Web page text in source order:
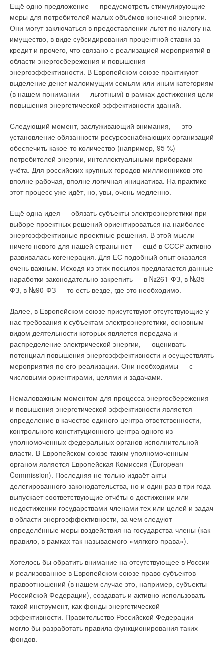
Ещё одно предложение — предусмотреть стимулирующие
меры для потребителей малых объёмов конечной энергии.
Они могут заключаться в предоставлении льгот по налогу на
имущество, в виде субсидирования процентной ставки за
кредит и прочего, что связано с реализацией мероприятий в
области энергосбережения и повышения
энергоэффективности. В Европейском союзе практикуют
выделение денег малоимущим семьям или иным категориям
(в нашем понимании — льготным) в рамках достижения цели
повышения энергетической эффективности зданий.
Следующий момент, заслуживающий внимания, — это
установление обязанности ресурсоснабжающих организаций
обеспечить какое-то количество (например, 95 %)
потребителей энергии, интеллектуальными приборами
учёта. Для российских крупных городов-миллионников это
вполне рабочая, вполне логичная инициатива. На практике
этот процесс уже идёт, но, увы, очень медленно.
Ещё одна идея — обязать субъекты электроэнергетики при
выборе проектных решений ориентироваться на наиболее
энергоэффективные проектные решения. В этой мысли
ничего нового для нашей страны нет — ещё в СССР активно
развивалась когенерация. Для ЕС подобный опыт оказался
очень важным. Исходя из этих посылок предлагается данные
наработки законодательно закрепить — в №261-ФЗ, в №35-
ФЗ, в №90-ФЗ — то есть везде, где это необходимо.
Далее, в Европейском союзе присутствуют отсутствующие у
нас требования к субъектам электроэнергетики, основным
видом деятельности которых является передача и
распределение электрической энергии, — оценивать
потенциал повышения энергоэффективности и осуществлять
мероприятия по его реализации. Они необходимы — с
числовыми ориентирами, целями и задачами.
Немаловажным моментом для процесса энергосбережения
и повышения энергетической эффективности является
определение в качестве единого центра ответственности,
контрольного конституционного центра одного из
уполномоченных федеральных органов исполнительной
власти. В Европейском союзе таким уполномоченным
органом является Европейская Комиссия (European
Commission). Последняя не только издаёт акты
делегированного законодательства, но и один раз в три года
выпускает соответствующие отчёты о достижении или
недостижении государствами-членами тех или целей и задач
в области энергоэффективности, за чем следуют
определённые меры воздействия на государства-члены (как
правило, в рамках так называемого «мягкого права»).
Хотелось бы обратить внимание на отсутствующее в России
и реализованное в Европейском союзе право субъектов
правоотношений (в нашем случае это, например, субъекты
Российской Федерации), создавать и активно использовать
такой инструмент, как фонды энергетической
эффективности. Правительство Российской Федерации
могло бы разработать правила функционирования таких
фондов.
температуре горячей воды 95°C. Такая невероятная
энергоэффективность возможна благодаря разработкам LG:
уникальной высокоэффективной теплопроводной трубе,
пластинчатому теплообменнику и оребренной трубе для
выхлопных газов.
И без того инновационные системы LG используют
последние инженерные достижения, что позволяет АБХМ
удовлетворять потребности самых взыскательных клиентов,
снижать энергопотребление и заботиться об окружающей
воспринимается как активная задача, требующая от
участников жертвовать чем-то в обмен на снижение
потребления и/или воздействия на окружающую среду. LG
меняет эту парадигму, предлагая способ повторного
использования энергии и тепла, который не требует идти на
компромисс и таким образом принципиально изменяет наши
представления о рециркуляции. Это шаг вперед в то время,
экологии, диктуют принципы проектировании систем, на
которые ежедневно полагаются миллионы людей.
Читайте по теме:
→
Система BECON от LG Electronics задает
технологический тренд системы энергоменеджмента
зданий
климатических решениях для медицинских учреждений
ЖУРНАЛ СОК АВГУСТ 2020
→
от LG Electronics
ЖУРНАЛ СОК ИЮЛЬ 2020
→
Чистота – залог успеха: легко работать удаленно с
ЖУРНАЛ СОК ИЮНЬ 2020
→ Фильтры: чистим или моем? Как это работает?
Уведомления отключены
Комментарии
В этой теме еще нет комментариев
Добавить комментарий
Ваше имя *
Ваш E-mail *
Текст комментария
в среднем остаются выше или даже существенно выше по
сравнению с затратами на строительство электростанций на
ископаемом топливе.
Обычно при сравнении экономической эффективности в
открытых источниках даются относительные показатели —
затраты на единицу установленной мощности и на единицу
выработки электроэнергии. Однако, для лучшего понимания
реальной экономической составляющей, важно перевести
это на язык абсолютных цифр, что мы и сделаем ниже.
Подробно экономические аспекты, включая инвестиционные
затраты, рассматриваются также в [2].
В данном случае для иллюстрации сопоставим показатели
экономической эффективности для трёх наиболее
«ходовых» типов электростанций, использующих
невозобновляемые и возобновляемые источники энергии —
ветростанцию на суше (ВЭС) и солнечную
фотовольтаическую (СЭС) станцию (табл. 1), используя
данные US EIA для США:
- о расчётных инвестиционных, постоянных и переменных
операционных затратах, от 2012 года для электростанций,
вводимых в действие в 2013 году;
- о расчётных выровненных затратах на электроэнергию для
нового поколения мощностей, вводимого в 2019 году.
Видно, что инвестиционные затраты в расчёте на единицу
установленной мощности у ВЭС и ТЭС заметно выше. Если
же говорить об общих инвестиционных затратах, разница
будет ещё выше, при этом существенно. Если мы исходим из
того, что станция на ВИЭ должна вырабатывать столько же
электроэнергии, сколько и ТЭС, мы должны брать в расчёт
коэффициент использования установленной мощности
(КИУМ) разных типов станций. Мы видим, что у газовой ТЭС
он составит 87 %, к ВЭС — 35 %, у СЭС — 25 %. При данном
КИУМ, газовая ТЭС (в нашем примере — мощностью 620
МВт) произведёт в год электрическй энергии: 620 МВт × 8760
ч × 87 % = 4725 ГВт·ч.
Для годовой выработки того же количества электроэнергии
потребуется возвести:
620 МВт × 87 % / 35 % = 1541 МВт ВЭС
и: 620 МВт × 87 % / 25 % = 2157 МВт СЭС.
Таким образом, общие инвестиционные затраты составят:
для газовой ТЭС — 620 МВт × $ 917 тыс. / 1 МВт = $ 569 млн;
для ВЭС — 1541 МВт · $ 2213 тыс. / 1 МВт = = $ 3411 млн (на
$ 2842 млн выше);